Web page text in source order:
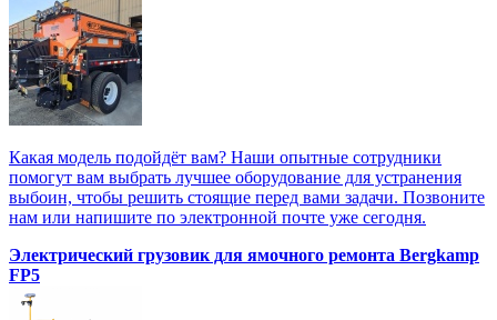
Какая модель подойдёт вам? Наши опытные сотрудники
помогут вам выбрать лучшее оборудование для устранения
выбоин, чтобы решить стоящие перед вами задачи. Позвоните
нам или напишите по электронной почте уже сегодня.
Электрический грузовик для ямочного ремонта Bergkamp
FP5